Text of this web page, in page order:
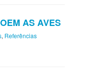
AS AVES
, Referências